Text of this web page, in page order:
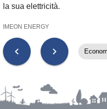
la sua elettricità.
IMEON ENERGY
chevron_left chevron_right